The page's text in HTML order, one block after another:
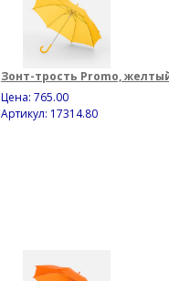
Зонт-трость Promo,
Цена: 765.00
Артикул: 17314.80